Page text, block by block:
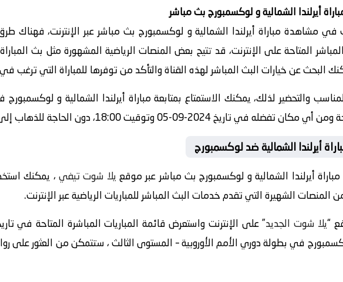
أيرلندا الشمالية و لوكسمبورج بث مباشر
مشاهدة مباراة أيرلندا الشمالية و لوكسمبورج بث مباشر عبر الإنترنت، فهناك
المتاحة على الإنترنت، قد تتيح بعض المنصات الرياضية المشهورة مثل بث
البحث عن خيارات البث المباشر لهذه القناة والتأكد من توفرها للمباراة التي ترغب
المناسب والتحضير لذلك، يمكنك الاستمتاع بمتابعة مباراة أيرلندا الشمالية و
في تاريخ 2024-09-05 وتوقيت 18:00، دون الحاجة للذهاب إلى الملعب.
أيرلندا الشمالية ضد لوكسمبورج
أيرلندا الشمالية و لوكسمبورج بث مباشر عبر موقع يلا شوت تيفي
الشهيرة التي تقدم خدمات البث المباشر للمباريات الرياضية عبر الإنترنت.
“يلا شوت الجديد
في بطولة دوري الأمم الأوروبية – المستوى الثالث ، ستتمكن من العثور على